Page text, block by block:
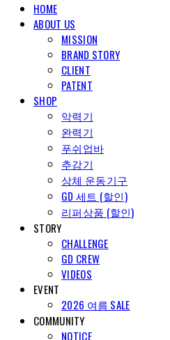
HOME
ABOUT US
MISSION
BRAND STORY
CLIENT
PATENT
SHOP
악력기
완력기
푸쉬업바
추감기
상체 운동기구
GD 세트 (할인)
리퍼상품 (할인)
STORY
CHALLENGE
GD CREW
VIDEOS
EVENT
2026 여름 SALE
COMMUNITY
NOTICE